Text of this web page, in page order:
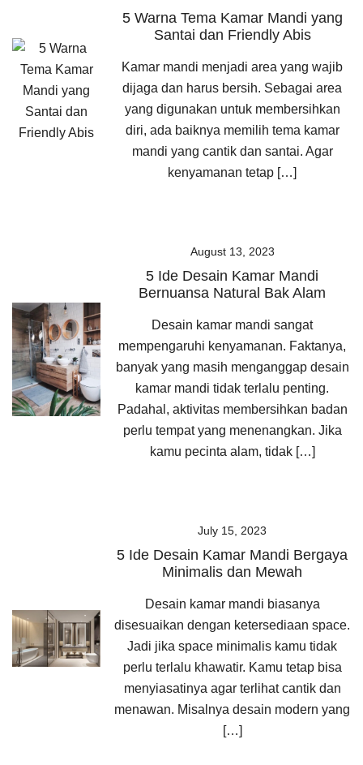
5 Warna Tema Kamar Mandi yang
Santai dan Friendly Abis
Kamar mandi menjadi area yang wajib
dijaga dan harus bersih. Sebagai area
yang digunakan untuk membersihkan
diri, ada baiknya memilih tema kamar
mandi yang cantik dan santai. Agar
kenyamanan tetap […]
August 13, 2023
5 Ide Desain Kamar Mandi
Bernuansa Natural Bak Alam
Desain kamar mandi sangat
mempengaruhi kenyamanan. Faktanya,
banyak yang masih menganggap desain
kamar mandi tidak terlalu penting.
Padahal, aktivitas membersihkan badan
perlu tempat yang menenangkan. Jika
kamu pecinta alam, tidak […]
July 15, 2023
5 Ide Desain Kamar Mandi Bergaya
Minimalis dan Mewah
Desain kamar mandi biasanya
disesuaikan dengan ketersediaan space.
Jadi jika space minimalis kamu tidak
perlu terlalu khawatir. Kamu tetap bisa
menyiasatinya agar terlihat cantik dan
menawan. Misalnya desain modern yang
[…]